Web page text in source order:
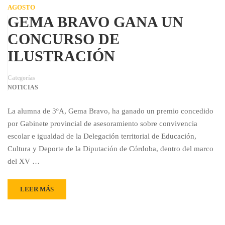
AGOSTO
GEMA BRAVO GANA UN
CONCURSO DE
ILUSTRACIÓN
Categorías
NOTICIAS
La alumna de 3ºA, Gema Bravo, ha ganado un premio concedido
por Gabinete provincial de asesoramiento sobre convivencia
escolar e igualdad de la Delegación territorial de Educación,
Cultura y Deporte de la Diputación de Córdoba, dentro del marco
del XV …
LEER MÁS